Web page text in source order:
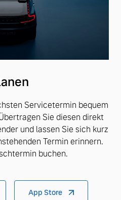
Servicetermin bequem
Sie diesen direkt
und lassen Sie sich kurz
Termin erinnern.
buchen.
App Store